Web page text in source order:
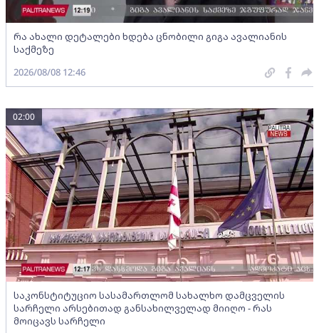
რა ახალი დეტალები ხდება ცნობილი გიგა ავალიანის
საქმეზე
2026/08/08 12:46
საკონსტიტუციო სასამართლომ სახალხო დამცველის
სარჩელი არსებითად განსახილველად მიიღო - რას
მოიცავს სარჩელი
02:00